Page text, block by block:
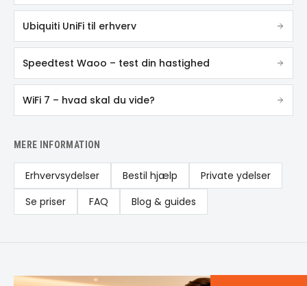
Ubiquiti UniFi til erhverv
Speedtest Waoo – test din hastighed
WiFi 7 – hvad skal du vide?
MERE INFORMATION
Erhvervsydelser Bestil hjælp
Private ydelser
Se priser
FAQ Blog & guides